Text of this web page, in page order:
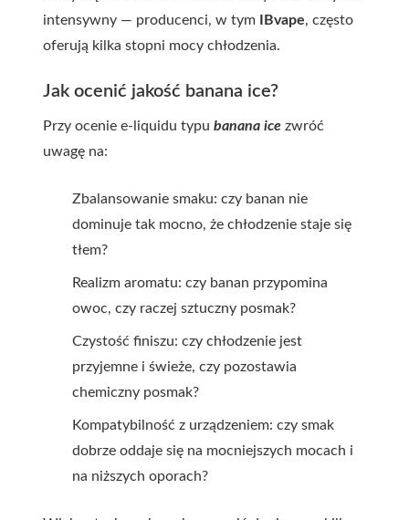
intensywny — producenci, w tym
IBvape, często
oferują kilka stopni mocy chłodzenia.
Jak ocenić jakość banana ice?
Przy ocenie e-liquidu typu banana ice zwróć
uwagę na:
Zbalansowanie smaku: czy banan nie
dominuje tak mocno, że chłodzenie staje się
tłem?
Realizm aromatu: czy banan przypomina
owoc, czy raczej sztuczny posmak?
Czystość finiszu: czy chłodzenie jest
przyjemne i świeże, czy pozostawia
chemiczny posmak?
Kompatybilność z urządzeniem: czy smak
dobrze oddaje się na mocniejszych mocach i
na niższych oporach?